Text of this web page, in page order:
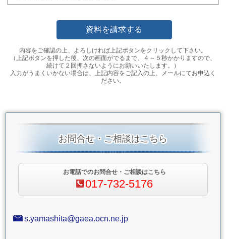
内容をご確認の上、よろしければ上記ボタンをクリックして下さい。
（上記ボタンを押した後、次の画面がでるまで、４～５秒かかりますので、
続けて２回押さないようにお願いいたします。）
入力がうまくいかない場合は、上記内容をご記入の上、メールにてお申込く
ださい。
お問合せ・ご相談はこちら
お電話でのお問合せ・ご相談はこちら
017-732-5176
s.yamashita@gaea.ocn.ne.jp